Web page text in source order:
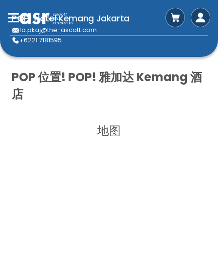
POP! Hotel Kemang Jakarta
fo.pkaj@the-ascott.com
+6221 7181595
POP 位置! POP! 雅加达 Kemang 酒
店
地图